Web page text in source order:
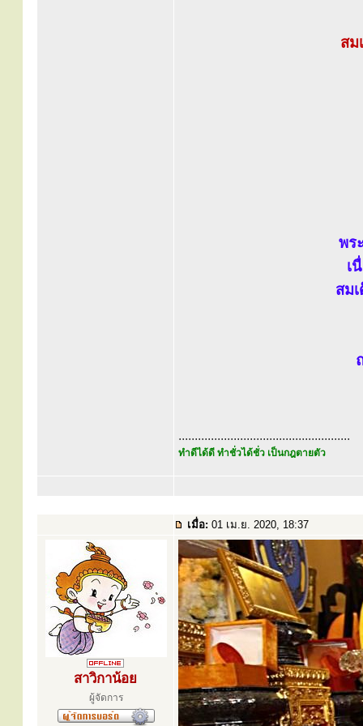
สม
พร
เ
สม
.....................................................
ทำดีได้ดี ทำชั่วได้ชั่ว เป็นกฎตายตัว
เมื่อ: 01 เม.ย. 2020, 18:37
สาวิกาน้อย
ผู้จัดการ